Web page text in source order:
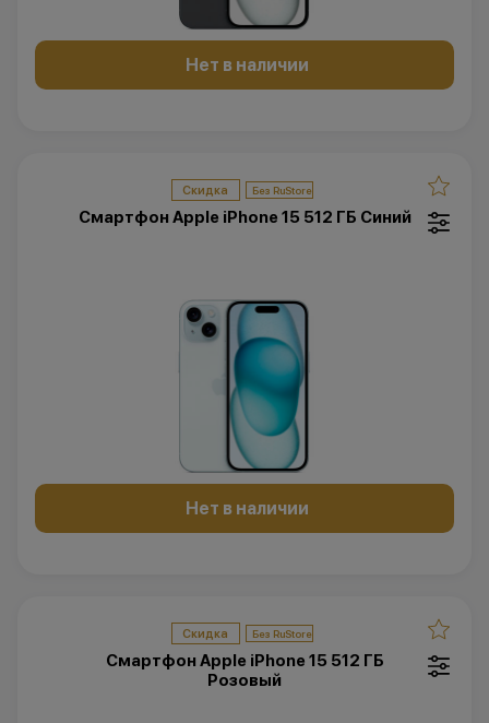
Нет в наличии
Скидка
Смартфон Apple iPhone 15 512 ГБ Синий
Нет в наличии
Скидка
Смартфон Apple iPhone 15 512 ГБ
Розовый